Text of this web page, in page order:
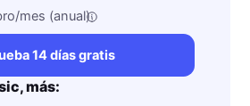
mes (anual)
14 días gratis
más: